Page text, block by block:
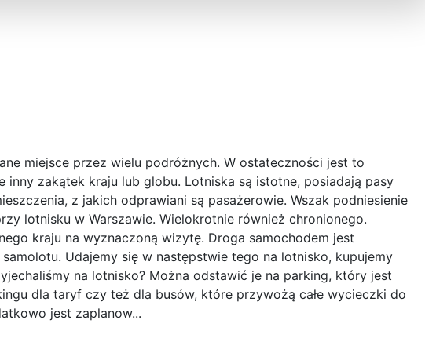
miejsce przez wielu podróżnych. W ostateczności jest to
inny zakątek kraju lub globu. Lotniska są istotne, posiadają pasy
z jakich odprawiani są pasażerowie. Wszak podniesienie
lotnisku w Warszawie. Wielokrotnie również chronionego.
kraju na wyznaczoną wizytę. Droga samochodem jest
Udajemy się w następstwie tego na lotnisko, kupujemy
na lotnisko? Można odstawić je na parking, który jest
dla taryf czy też dla busów, które przywożą całe wycieczki do
jest zaplanow...